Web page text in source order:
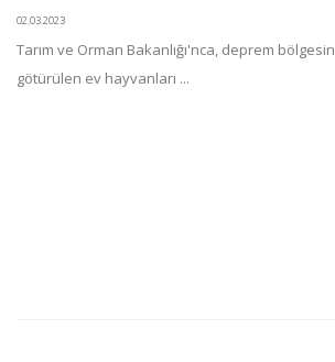
02.03.2023
Tarım ve Orman Bakanlığı'nca, deprem
götürülen ev hayvanları ...